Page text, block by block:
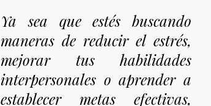
Ya sea que estés buscando
maneras de reducir el estrés,
mejorar tus habilidades
interpersonales o aprender a
establecer metas efectivas,